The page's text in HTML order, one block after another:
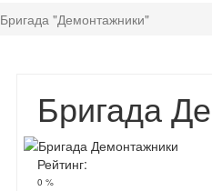
Бригада "Демонтажники"
Бригада
Рейтинг:
0 %